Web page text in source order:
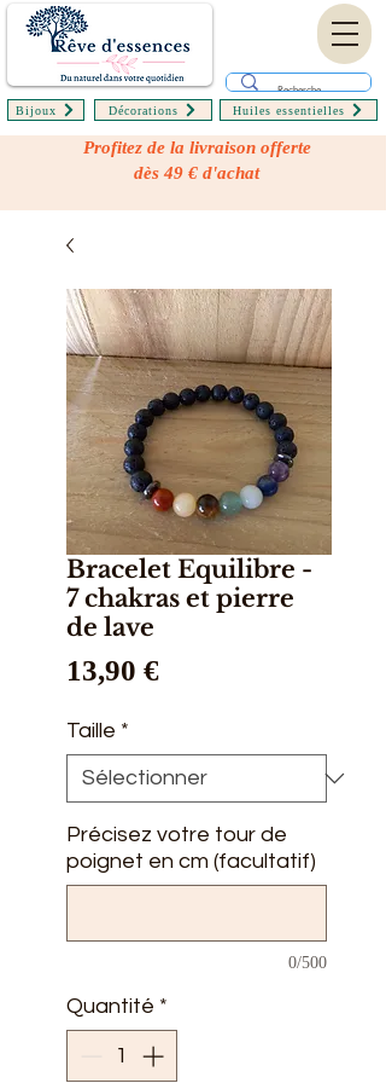
Bijoux Décorations Huiles essentielles
Profitez de la livraison offerte
dès 49 € d'achat
Bracelet Equilibre -
7 chakras et pierre
de lave
13,90 €Prix
Taille *
Précisez votre tour de
poignet en cm (facultatif)
0/500
Quantité *